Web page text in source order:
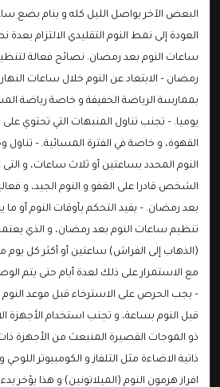
البعض الآخر يواصل الليل كله و ينام بضع
العودة إلى نمط النوم التقليدي الالتزام
ساعات النوم بعد رمضان. نصائح فعالة
رمضان – الابتعاد عن النوم خلال ساعات
بممارسة الرياضة الخفيفة و خاصة رياضة
يوميا. – تجنب تناول المنبهات التي تحتوي على
القهوة، و خاصة في الفترة المسائية. –
النوم المحدد بساعتين أو ثلاث ساعات، و التى
الشخص قادرا على الغفو و النوم الجيد، و
بعد رمضان. – يفيد التحكم بأوقات النوم أو ما
تنظيم ساعات النوم بعد رمضان، و الذي
(الذهاب إلى الفراش) ساعتين أو أكثر كل يوم
مع الاستمرار على ذلك لعدة أيام حتى يتم
– يجب الحرص على الاسترخاء قبل موعد النوم
قبل النوم بساعة، و تجنب استخدام الأجهزة
ذو الموجات القصيرة المنبعث من الأجهزة
ذاتية الاضاءة مثل التلفاز و الكومبيوتر
افراز هرمون النوم (الميلاتونين) و هذا يؤخر